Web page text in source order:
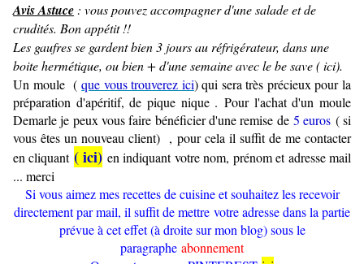
Avis Astuce : vous pouvez accompagner d'une salade et de
crudités. Bon appétit !!
Les gaufres se gardent bien 3 jours au réfrigérateur, dans une
boite hermétique, ou bien + d'une semaine avec le be save ( ici).
Un moule ( que vous trouverez ici) qui sera très précieux pour la
préparation d'apéritif, de pique nique . Pour l'achat d'un moule
Demarle je peux vous faire bénéficier d'une remise de 5 euros ( si
vous êtes un nouveau client) , pour cela il suffit de me contacter
en cliquant ( ici) en indiquant votre nom, prénom et adresse mail
... merci
Si vous aimez mes recettes de cuisine et souhaitez les recevoir
directement par mail, il suffit de mettre votre adresse dans la partie
prévue à cet effet (à droite sur mon blog) sous le
paragraphe abonnement